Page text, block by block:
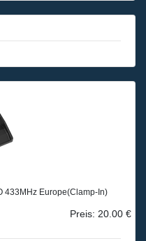
433MHz Europe(Clamp-In)
Preis: 20.00 €